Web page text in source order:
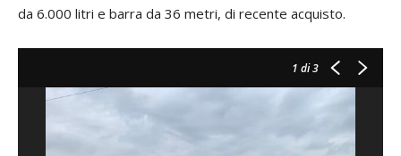
da 6.000 litri e barra da 36 metri, di recente acquisto.
1 di 3